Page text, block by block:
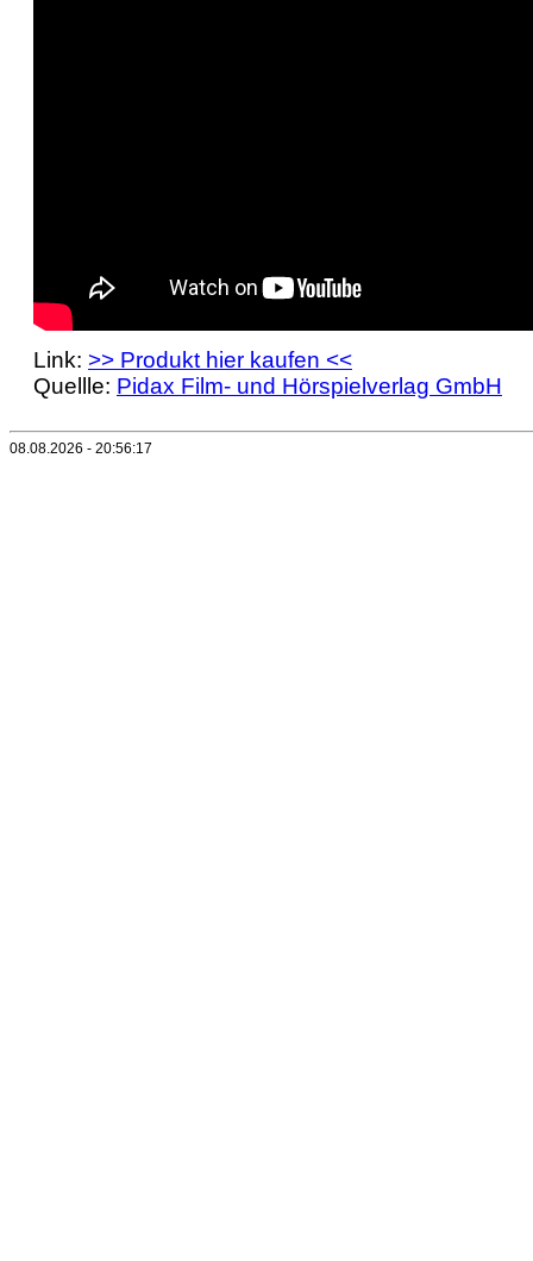
Link: >> Produkt hier kaufen <<
Quellle: Pidax Film- und Hörspielverlag GmbH
08.08.2026 - 20:56:17